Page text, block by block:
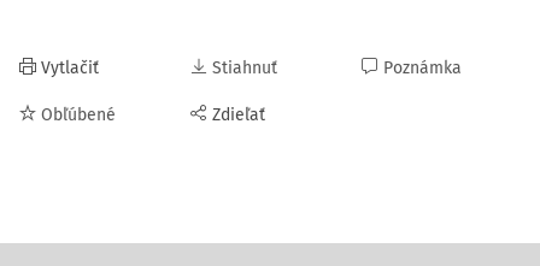
Vytlačiť
Obľúbené
Stiahnuť
Zdieľať
Poznámka